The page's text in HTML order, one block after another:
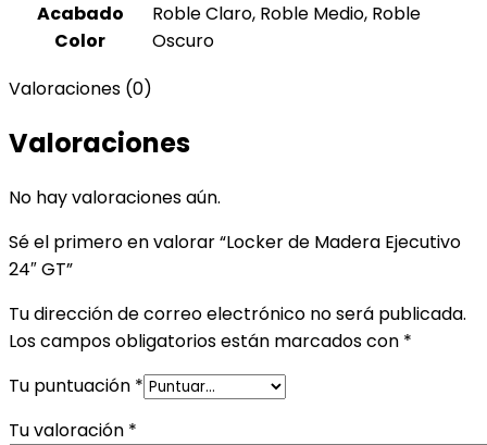
Acabado
Color
Roble Claro, Roble Medio, Roble
Oscuro
Valoraciones (0)
Valoraciones
No hay valoraciones aún.
Sé el primero en valorar “Locker de Madera Ejecutivo
24″ GT”
Tu dirección de correo electrónico no será publicada.
Los campos obligatorios están marcados con *
Tu puntuación *
Tu valoración *